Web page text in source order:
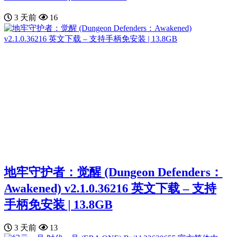
3 天前 16
地牢守护者：觉醒 (Dungeon Defenders：
Awakened) v2.1.0.36216 英文下载 – 支持
手柄免安装 | 13.8GB
3 天前 13